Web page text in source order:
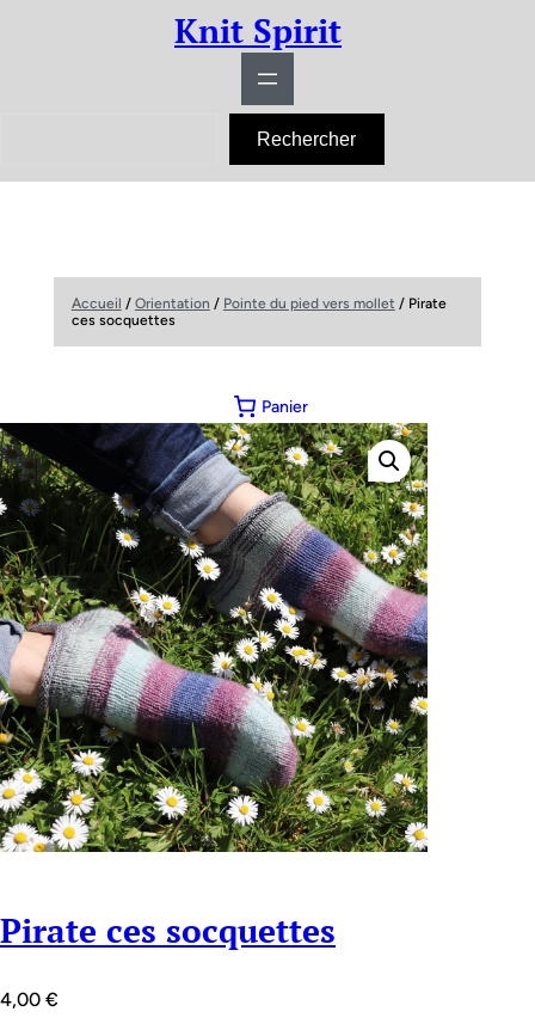
Knit Spirit
h
Rechercher
Accueil / Orientation / Pointe du pied vers mollet / Pirate
ces socquettes
Panier
Pirate ces socquettes
4,00 €